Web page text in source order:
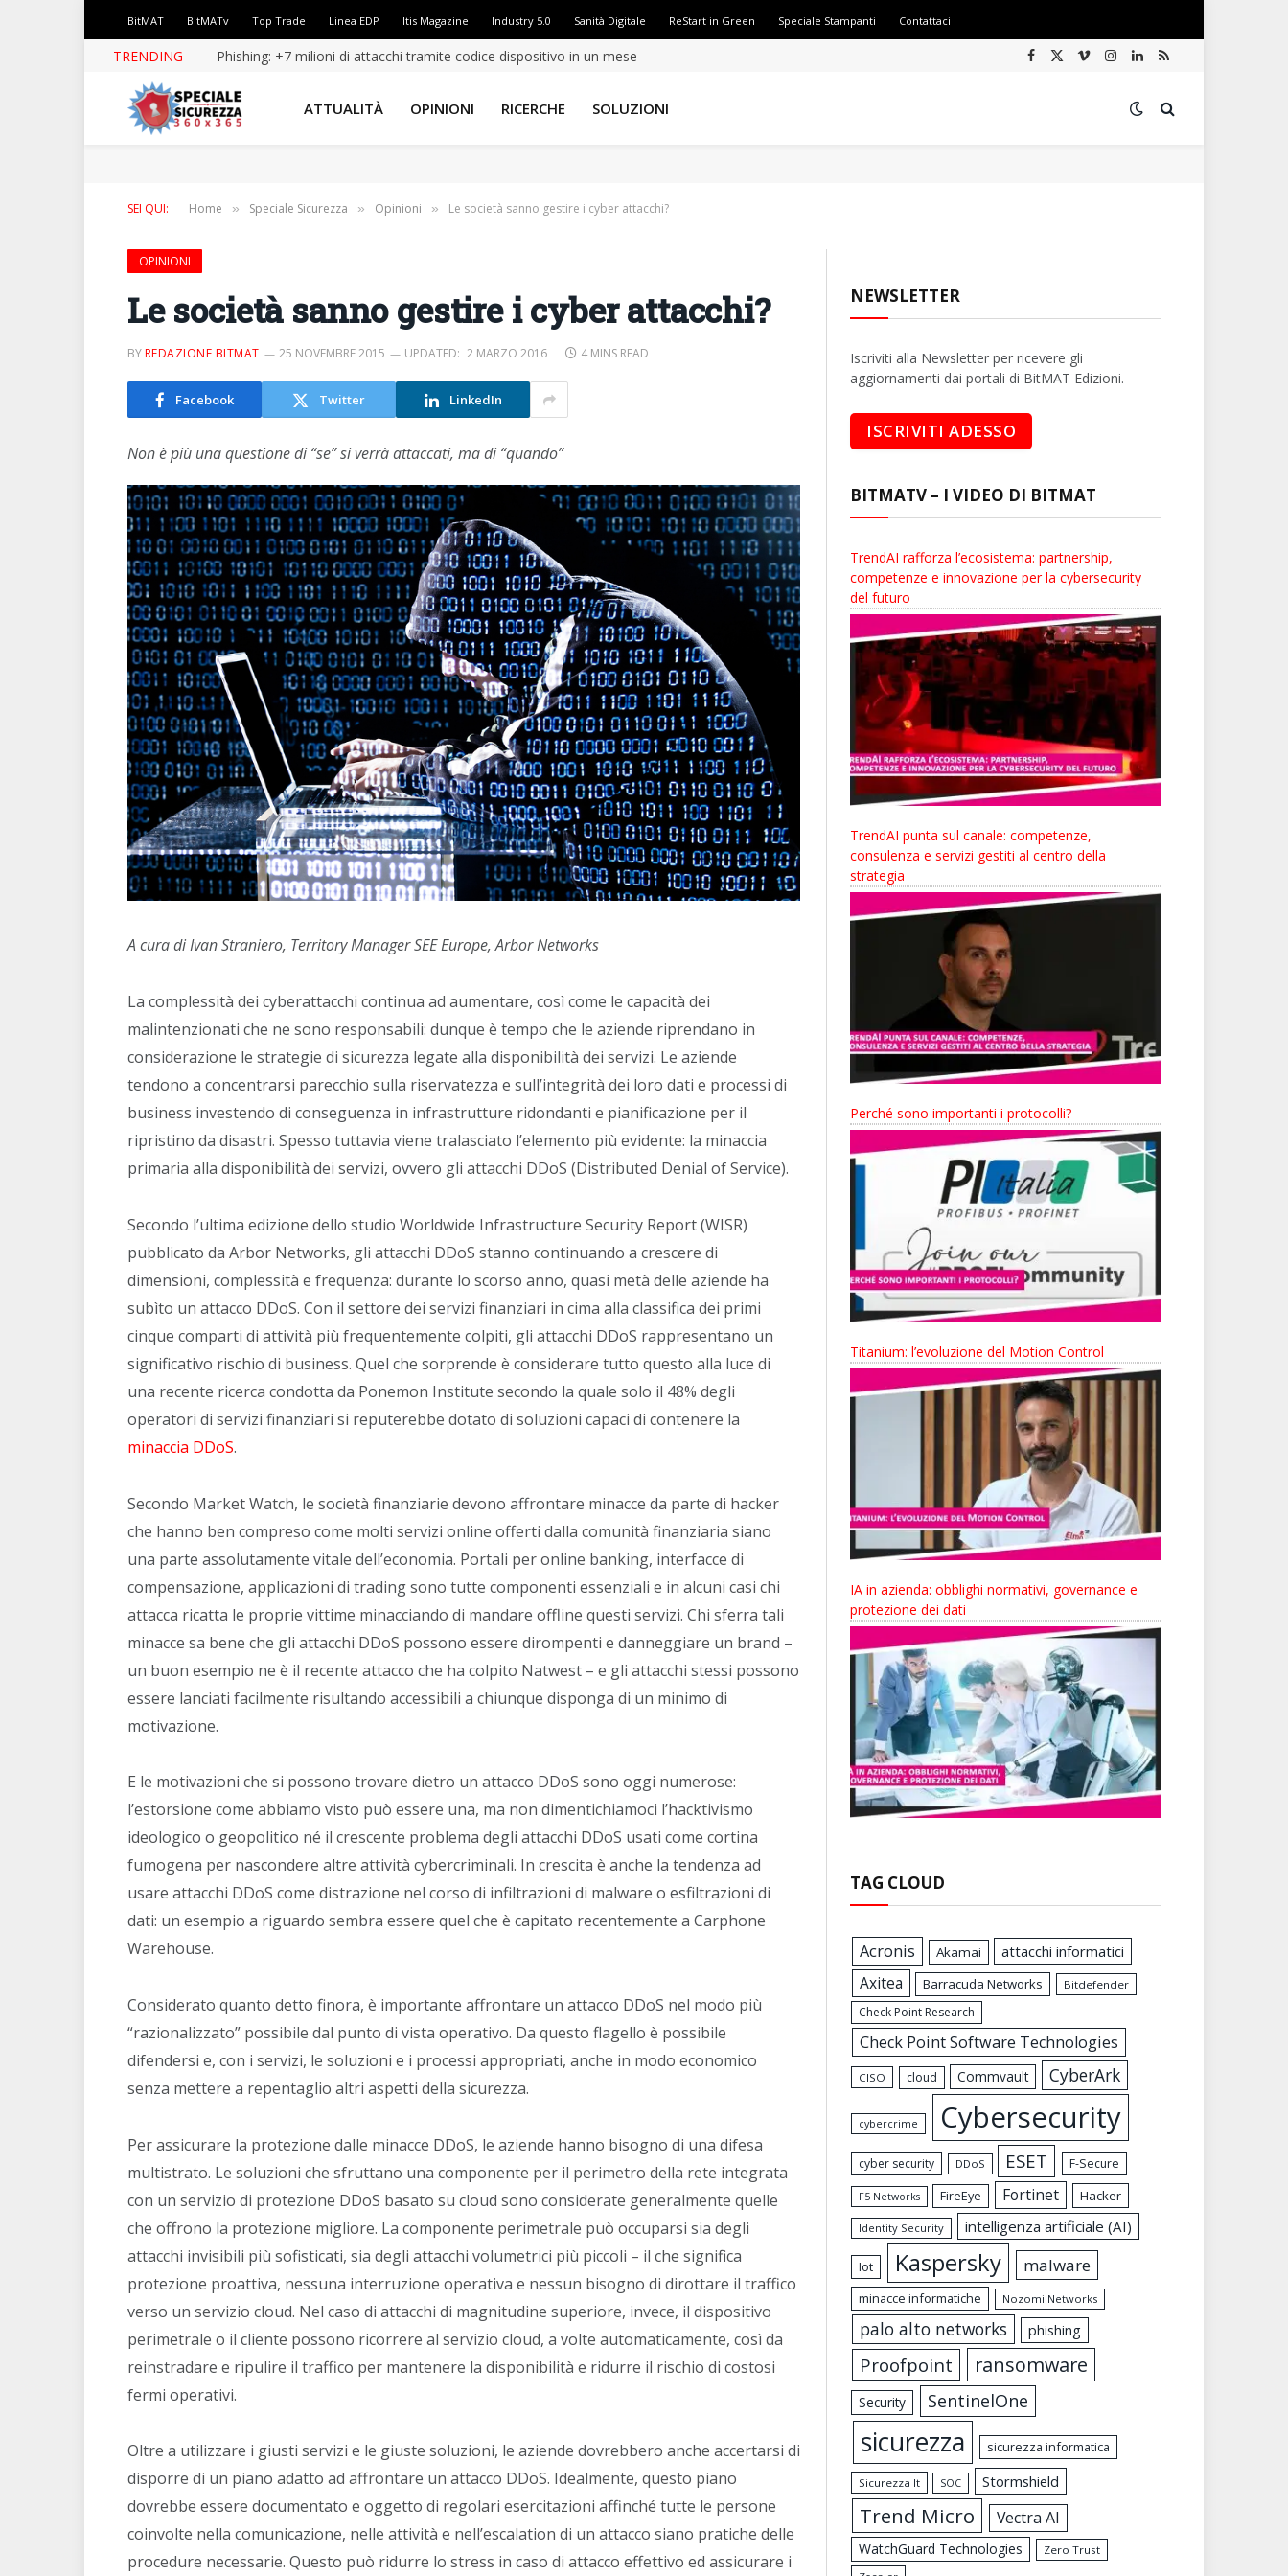
BitMAT BitMATv Top Trade Linea EDP Itis Magazine Industry 5.0 Sanità Digitale ReStart in Green Speciale Stampanti Contattaci
TRENDING Phishing: +7 milioni di attacchi tramite codice dispositivo in un mese Facebook
X
VimeoInstagram
LinkedIn
RSS
ATTUALITÀ OPINIONI RICERCHE SOLUZIONI
SEI QUI: Home » Speciale Sicurezza » Opinioni » Le società sanno gestire i cyber attacchi?
OPINIONI
Le società sanno gestire i cyber attacchi?
BYREDAZIONE BITMAT 25 NOVEMBRE 2015 UPDATED: 2 MARZO 2016 4 MINS READ
Facebook Twitter LinkedIn
Non è più una questione di “se” si verrà attaccati, ma di “quando”
A cura di Ivan Straniero, Territory Manager SEE Europe, Arbor Networks
La complessità dei cyberattacchi continua ad aumentare, così come le capacità dei
malintenzionati che ne sono responsabili: dunque è tempo che le aziende riprendano in
considerazione le strategie di sicurezza legate alla disponibilità dei servizi. Le aziende
tendono a concentrarsi parecchio sulla riservatezza e sull’integrità dei loro dati e processi di
business investendo di conseguenza in infrastrutture ridondanti e pianificazione per il
ripristino da disastri. Spesso tuttavia viene tralasciato l’elemento più evidente: la minaccia
primaria alla disponibilità dei servizi, ovvero gli attacchi DDoS (Distributed Denial of Service).
Secondo l’ultima edizione dello studio Worldwide Infrastructure Security Report (WISR)
pubblicato da Arbor Networks, gli attacchi DDoS stanno continuando a crescere di
dimensioni, complessità e frequenza: durante lo scorso anno, quasi metà delle aziende ha
subìto un attacco DDoS. Con il settore dei servizi finanziari in cima alla classifica dei primi
cinque comparti di attività più frequentemente colpiti, gli attacchi DDoS rappresentano un
significativo rischio di business. Quel che sorprende è considerare tutto questo alla luce di
una recente ricerca condotta da Ponemon Institute secondo la quale solo il 48% degli
operatori di servizi finanziari si reputerebbe dotato di soluzioni capaci di contenere la
minaccia DDoS.
Secondo Market Watch, le società finanziarie devono affrontare minacce da parte di hacker
che hanno ben compreso come molti servizi online offerti dalla comunità finanziaria siano
una parte assolutamente vitale dell’economia. Portali per online banking, interfacce di
compensazione, applicazioni di trading sono tutte componenti essenziali e in alcuni casi chi
attacca ricatta le proprie vittime minacciando di mandare offline questi servizi. Chi sferra tali
minacce sa bene che gli attacchi DDoS possono essere dirompenti e danneggiare un brand –
un buon esempio ne è il recente attacco che ha colpito Natwest – e gli attacchi stessi possono
essere lanciati facilmente risultando accessibili a chiunque disponga di un minimo di
motivazione.
E le motivazioni che si possono trovare dietro un attacco DDoS sono oggi numerose:
l’estorsione come abbiamo visto può essere una, ma non dimentichiamoci l’hacktivismo
ideologico o geopolitico né il crescente problema degli attacchi DDoS usati come cortina
fumogena per nascondere altre attività cybercriminali. In crescita è anche la tendenza ad
usare attacchi DDoS come distrazione nel corso di infiltrazioni di malware o esfiltrazioni di
dati: un esempio a riguardo sembra essere quel che è capitato recentemente a Carphone
Warehouse.
Considerato quanto detto finora, è importante affrontare un attacco DDoS nel modo più
“razionalizzato” possibile dal punto di vista operativo. Da questo flagello è possibile
difendersi e, con i servizi, le soluzioni e i processi appropriati, anche in modo economico
senza mettere a repentaglio altri aspetti della sicurezza.
Per assicurare la protezione dalle minacce DDoS, le aziende hanno bisogno di una difesa
multistrato. Le soluzioni che sfruttano una componente per il perimetro della rete integrata
con un servizio di protezione DDoS basato su cloud sono considerate generalmente quelle
che offrono la protezione migliore. La componente perimetrale può occuparsi sia degli
attacchi invisibili più sofisticati, sia degli attacchi volumetrici più piccoli – il che significa
protezione proattiva, nessuna interruzione operativa e nessun bisogno di dirottare il traffico
verso un servizio cloud. Nel caso di attacchi di magnitudine superiore, invece, il dispositivo
perimetrale o il cliente possono ricorrere al servizio cloud, a volte automaticamente, così da
reinstradare e ripulire il traffico per mantenere la disponibilità e ridurre il rischio di costosi
fermi operativi.
Oltre a utilizzare i giusti servizi e le giuste soluzioni, le aziende dovrebbero anche accertarsi di
disporre di un piano adatto ad affrontare un attacco DDoS. Idealmente, questo piano
dovrebbe essere documentato e oggetto di regolari esercitazioni affinché tutte le persone
coinvolte nella comunicazione, nelle attività e nell’escalation di un attacco siano pratiche delle
procedure necessarie. Questo può ridurre lo stress in caso di attacco effettivo ed assicurare i
NEWSLETTER
Iscriviti alla Newsletter per ricevere gli
aggiornamenti dai portali di BitMAT Edizioni.
BITMATV – I VIDEO DI BITMAT
TrendAI rafforza l’ecosistema: partnership,
competenze e innovazione per la cybersecurity
del futuro
TrendAI punta sul canale: competenze,
consulenza e servizi gestiti al centro della
strategia
Perché sono importanti i protocolli?
Titanium: l’evoluzione del Motion Control
IA in azienda: obblighi normativi, governance e
protezione dei dati
TAG CLOUD
Acronis Akamai attacchi informatici
Axitea Barracuda Networks Bitdefender
Check Point Research
Check Point Software Technologies
CISO cloud Commvault CyberArk
cybercrime Cybersecurity
cyber security DDoS ESET F-Secure
F5 Networks FireEye Fortinet Hacker
Identity Security intelligenza artificiale (AI)
Iot Kaspersky malware
minacce informatiche Nozomi Networks
palo alto networks phishing
Proofpoint ransomware
Security SentinelOne
sicurezza sicurezza informatica
Sicurezza It SOC Stormshield
Trend Micro Vectra AI
WatchGuard Technologies
Zero Trust